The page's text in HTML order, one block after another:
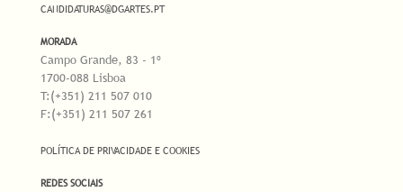
CANDIDATURAS@DGARTES.PT
MORADA
Campo Grande, 83 - 1º
1700-088 Lisboa
T:(+351) 211 507 010
F:(+351) 211 507 261
POLÍTICA DE PRIVACIDADE E COOKIES
REDES SOCIAIS